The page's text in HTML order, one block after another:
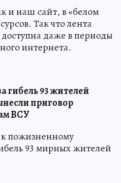
и наш сайт, в «белом
Так что лента
доступна даже в периоды
интернета.
гибель 93 жителей
приговор
ВСУ
пожизненному
93 мирных жителей